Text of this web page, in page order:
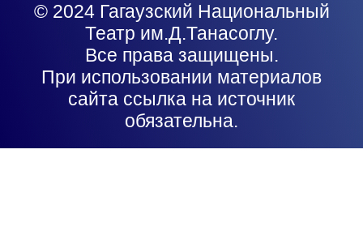
© 2024 Гагаузский Национальный
Театр им.Д.Танасоглу.
Все права защищены.
При использовании материалов
сайта ссылка на источник
обязательна.